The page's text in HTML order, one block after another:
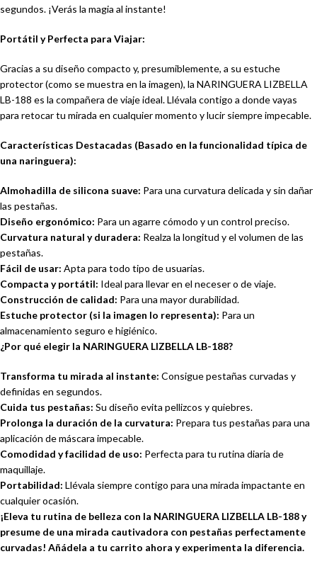
segundos. ¡Verás la magia al instante!
Portátil y Perfecta para Viajar:
Gracias a su diseño compacto y, presumiblemente, a su estuche
protector (como se muestra en la imagen), la NARINGUERA LIZBELLA
LB-188 es la compañera de viaje ideal. Llévala contigo a donde vayas
para retocar tu mirada en cualquier momento y lucir siempre impecable.
Características Destacadas (Basado en la funcionalidad típica de
una naringuera):
Almohadilla de silicona suave: Para una curvatura delicada y sin dañar
las pestañas.
Diseño ergonómico: Para un agarre cómodo y un control preciso.
Curvatura natural y duradera: Realza la longitud y el volumen de las
pestañas.
Fácil de usar: Apta para todo tipo de usuarias.
Compacta y portátil: Ideal para llevar en el neceser o de viaje.
Construcción de calidad: Para una mayor durabilidad.
Estuche protector (si la imagen lo representa): Para un
almacenamiento seguro e higiénico.
¿Por qué elegir la NARINGUERA LIZBELLA LB-188?
Transforma tu mirada al instante: Consigue pestañas curvadas y
definidas en segundos.
Cuida tus pestañas: Su diseño evita pellizcos y quiebres.
Prolonga la duración de la curvatura: Prepara tus pestañas para una
aplicación de máscara impecable.
Comodidad y facilidad de uso: Perfecta para tu rutina diaria de
maquillaje.
Portabilidad: Llévala siempre contigo para una mirada impactante en
cualquier ocasión.
¡Eleva tu rutina de belleza con la NARINGUERA LIZBELLA LB-188 y
presume de una mirada cautivadora con pestañas perfectamente
curvadas! Añádela a tu carrito ahora y experimenta la diferencia.